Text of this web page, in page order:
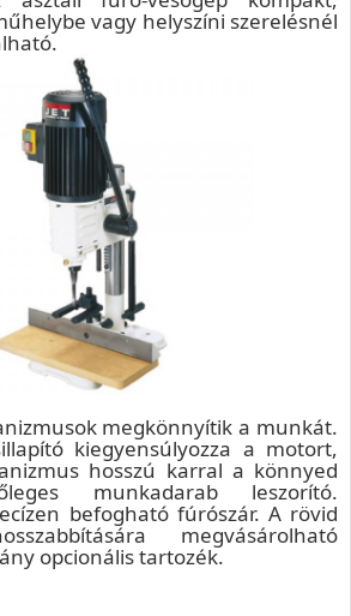
vagy helyszíni szerelésnél
megkönnyítik a munkát.
kiegyensúlyozza a motort,
hosszú karral a könnyed
munkadarab leszorító.
befogható fúrószár. A rövid
megvásárolható
opcionális tartozék.